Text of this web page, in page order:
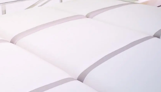
Plan Du Site
Contact